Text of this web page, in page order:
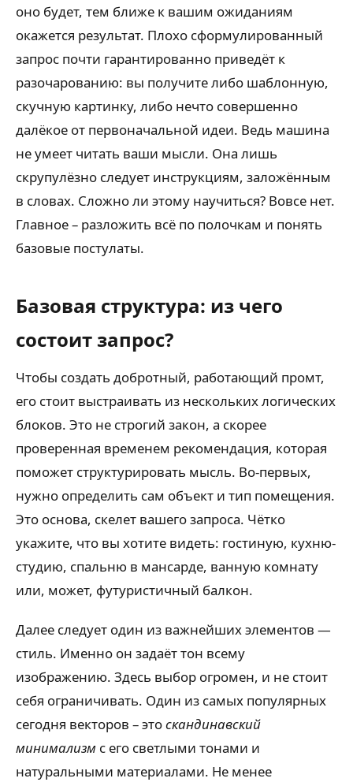
оно будет, тем ближе к вашим ожиданиям
окажется результат. Плохо сформулированный
запрос почти гарантированно приведёт к
разочарованию: вы получите либо шаблонную,
скучную картинку, либо нечто совершенно
далёкое от первоначальной идеи. Ведь машина
не умеет читать ваши мысли. Она лишь
скрупулёзно следует инструкциям, заложённым
в словах. Сложно ли этому научиться? Вовсе нет.
Главное – разложить всё по полочкам и понять
базовые постулаты.
Базовая структура: из чего
состоит запрос?
Чтобы создать добротный, работающий промт,
его стоит выстраивать из нескольких логических
блоков. Это не строгий закон, а скорее
проверенная временем рекомендация, которая
поможет структурировать мысль. Во-первых,
нужно определить сам объект и тип помещения.
Это основа, скелет вашего запроса. Чётко
укажите, что вы хотите видеть: гостиную, кухню-
студию, спальню в мансарде, ванную комнату
или, может, футуристичный балкон.
Далее следует один из важнейших элементов —
стиль. Именно он задаёт тон всему
изображению. Здесь выбор огромен, и не стоит
себя ограничивать. Один из самых популярных
сегодня векторов – этоскандинавский
минимализм с его светлыми тонами и
натуральными материалами. Не менее